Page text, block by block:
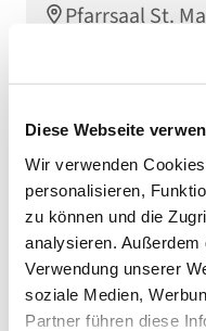
Diese Webseite
Wir verwenden
personalisieren,
zu können und die
analysieren.
Verwendung unserer
soziale Medien,
Partner führen diese
Pfarrsaal St.